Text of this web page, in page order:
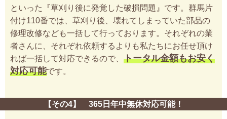
といった『草刈り後に発覚した破損問題』です。群馬片
付け110番では、草刈り後、壊れてしまっていた部品の
修理改修なども一括して行っております。それぞれの業
者さんに、それぞれ依頼するよりも私たちにお任せ頂け
れば一括して対応できるので、 トータル金額もお安く
対応可能です。
【その4】 365日年中無休対応可能！